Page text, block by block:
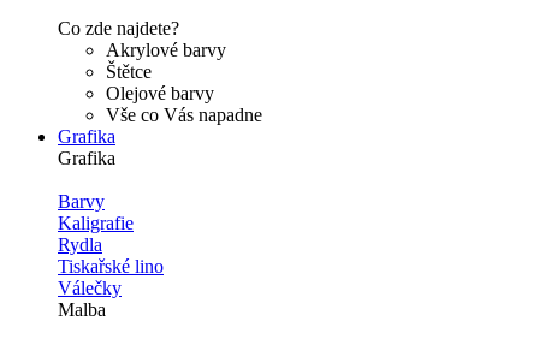
Co zde najdete?
Akrylové barvy
Štětce
Olejové barvy
Vše co Vás napadne
Grafika
Grafika
Barvy
Kaligrafie
Rydla
Tiskařské lino
Válečky
Malba